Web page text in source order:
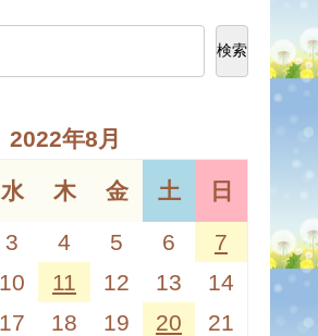
検索
2022年8月
水 木 金 土 日
3 4 5 6
7
10 11 12 13
14
17 18 19 20
21